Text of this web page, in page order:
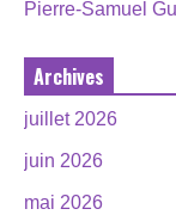
Pierre-Samuel
Archives
juillet 2026
juin 2026
mai 2026